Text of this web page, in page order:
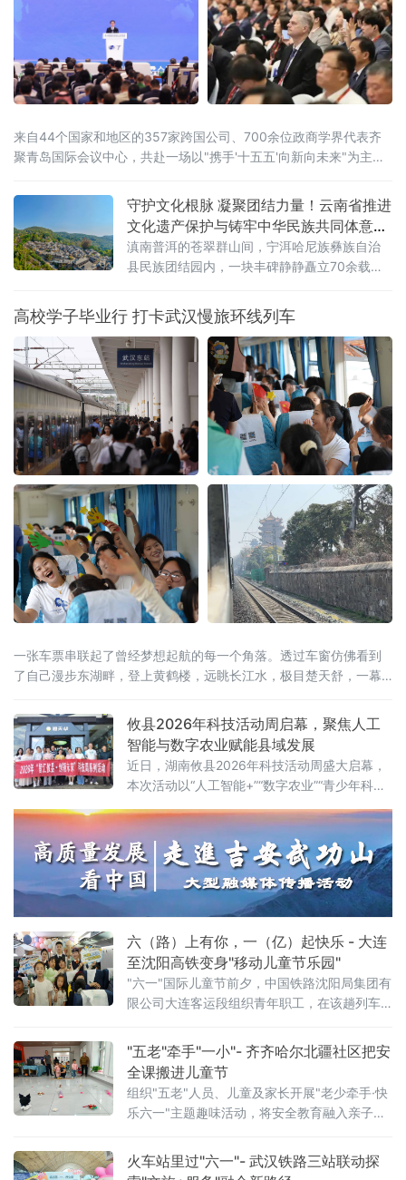
来自44个国家和地区的357家跨国公司、700余位政商学界代表齐
聚青岛国际会议中心，共赴一场以"携手'十五五'向新向未来"为主题
守护文化根脉 凝聚团结力量！云南省推进
文化遗产保护与铸牢中华民族共同体意识
深度融合
滇南普洱的苍翠群山间，宁洱哈尼族彝族自治
县民族团结园内，一块丰碑静静矗立70余载。
誓词碑，镌刻着云南26个世居民族“从此我们一
心一德，团结到底，在中国共产党的领导下，
誓为建设平等自由幸福的大家庭而奋斗”的铮铮
誓言。它是云南各民族手足相亲、守望相助的
历史见证，更是全省深耕文化遗产保护、活化
文脉资源、铸牢中华
高校学子毕业行 打卡武汉慢旅环线列车
一张车票串联起了曾经梦想起航的每一个角落。透过车窗仿佛看到
了自己漫步东湖畔，登上黄鹤楼，远眺长江水，极目楚天舒，一幕
攸县2026年科技活动周启幕，聚焦人工
智能与数字农业赋能县域发展
近日，湖南攸县2026年科技活动周盛大启幕，
本次活动以“人工智能+”“数字农业”“青少年科
及“培育好强科创兴产业的动能”行动展开，全方
位展示了攸县在科技创新驱动下，产业升级、
绿色发展和智慧教育领域取得的崭新成果，为
攸县的高质量发展注入了强劲的科技动力。
六（路）上有你，一（亿）起快乐 - 大连
至沈阳高铁变身"移动儿童节乐园"
"六一"国际儿童节前夕，中国铁路沈阳局集团有
限公司大连客运段组织青年职工，在该趟列车
这个六一，坐高铁去撒
"五老"牵手"一小"- 齐齐哈尔北疆社区把安
全课搬进儿童节
组织"五老"人员、儿童及家长开展"老少牵手·快
乐六一"主题趣味活动，将安全教育融入亲子游
现场设置了多项互动游戏，社区"五老"与孩子们
携手参与、亲密配合。"五老"人员耐心示范游戏
火车站里过"六一"- 武汉铁路三站联动探